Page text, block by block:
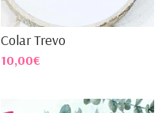
Colar Trevo
10,00€